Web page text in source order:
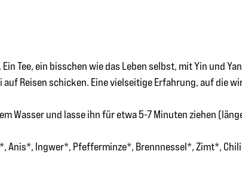
Tee, ein bisschen wie das Leben selbst, mit Yin und
Reisen schicken. Eine vielseitige Erfahrung, auf die
Wasser und lasse ihn für etwa 5-7 Minuten ziehen
Anis*, Ingwer*, Pfefferminze*, Brennnessel*, Zimt*,